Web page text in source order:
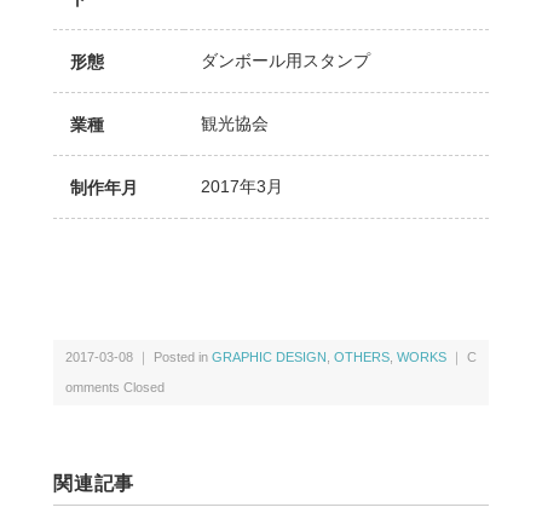
形態 ダンボール用スタンプ
業種 観光協会
制作年月 2017年3月
2017-03-08 ｜ Posted in GRAPHIC DESIGN OTHERS WORKS ｜ C
omments Closed
関連記事